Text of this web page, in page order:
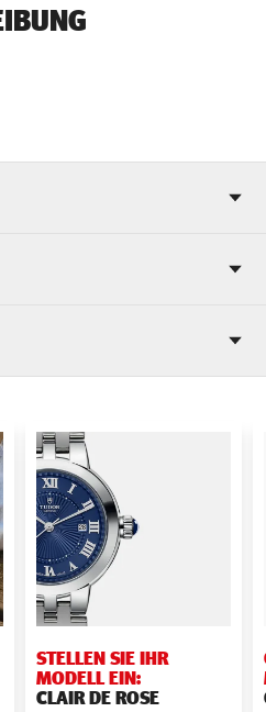
STELLEN SIE IHR
MODELL EIN:
CLAIR DE ROSE